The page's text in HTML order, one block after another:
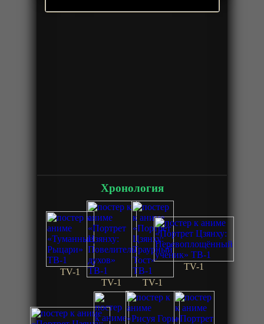
Хронология
TV-1
TV-1
TV-1
TV-1